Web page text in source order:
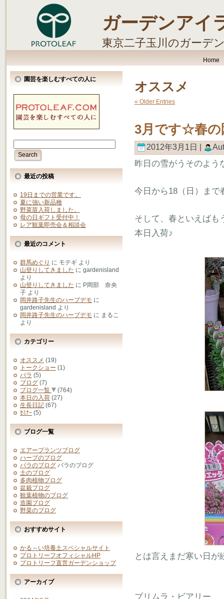
ガーデンアイ
東京二子玉川のガーデ
Home
園芸を楽しむすべての人に
最近の投稿
19日までの営業です。
夏に強い新品種
野菜苗入荷しました。
母の日ギフト受付中！
レア観葉即売会＆相談会
最近のコメント
群馬めぐり に モテギ より
山登りしてきました に gardenisland
より
山登りしてきました に P岡部 奈央
子 より
岡井路子先生のハーブデモ に
gardenisland より
岡井路子先生のハーブデモ に まるこ
より
カテゴリー
オススメ (19)
トークショー (1)
バラ (5)
ブログ (7)
ブログ一覧
(764)
本日の入荷 (27)
生長日記 (67)
ｾﾐﾅｰ (5)
ブログ一覧
エアープランツブログ
ハーブのブログ
バラのブログ バラのブログ
土のブログ
多肉植物ブログ
盆栽ブログ
観葉植物のブログ
造園ブログ
野菜のブログ
おすすめサイト
かる～い培養土スペシャルサイト
プロトリーフオフィシャルHP
プロトリーフ直営ガーデンショップ
アーカイブ
オススメ
« Older Entries
3月です☆春の
2012年3月1日 |
昨日の雪がうそのよう
今日から18（日）まで
そして、春といえばも
本日入荷♪
とは言えまだ寒い日
プリムラ・ビアリー